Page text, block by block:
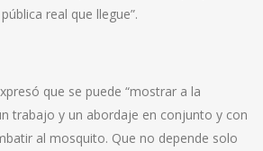
real que llegue”.
que se puede “mostrar a la
trabajo y un abordaje en conjunto y con
al mosquito. Que no depende solo